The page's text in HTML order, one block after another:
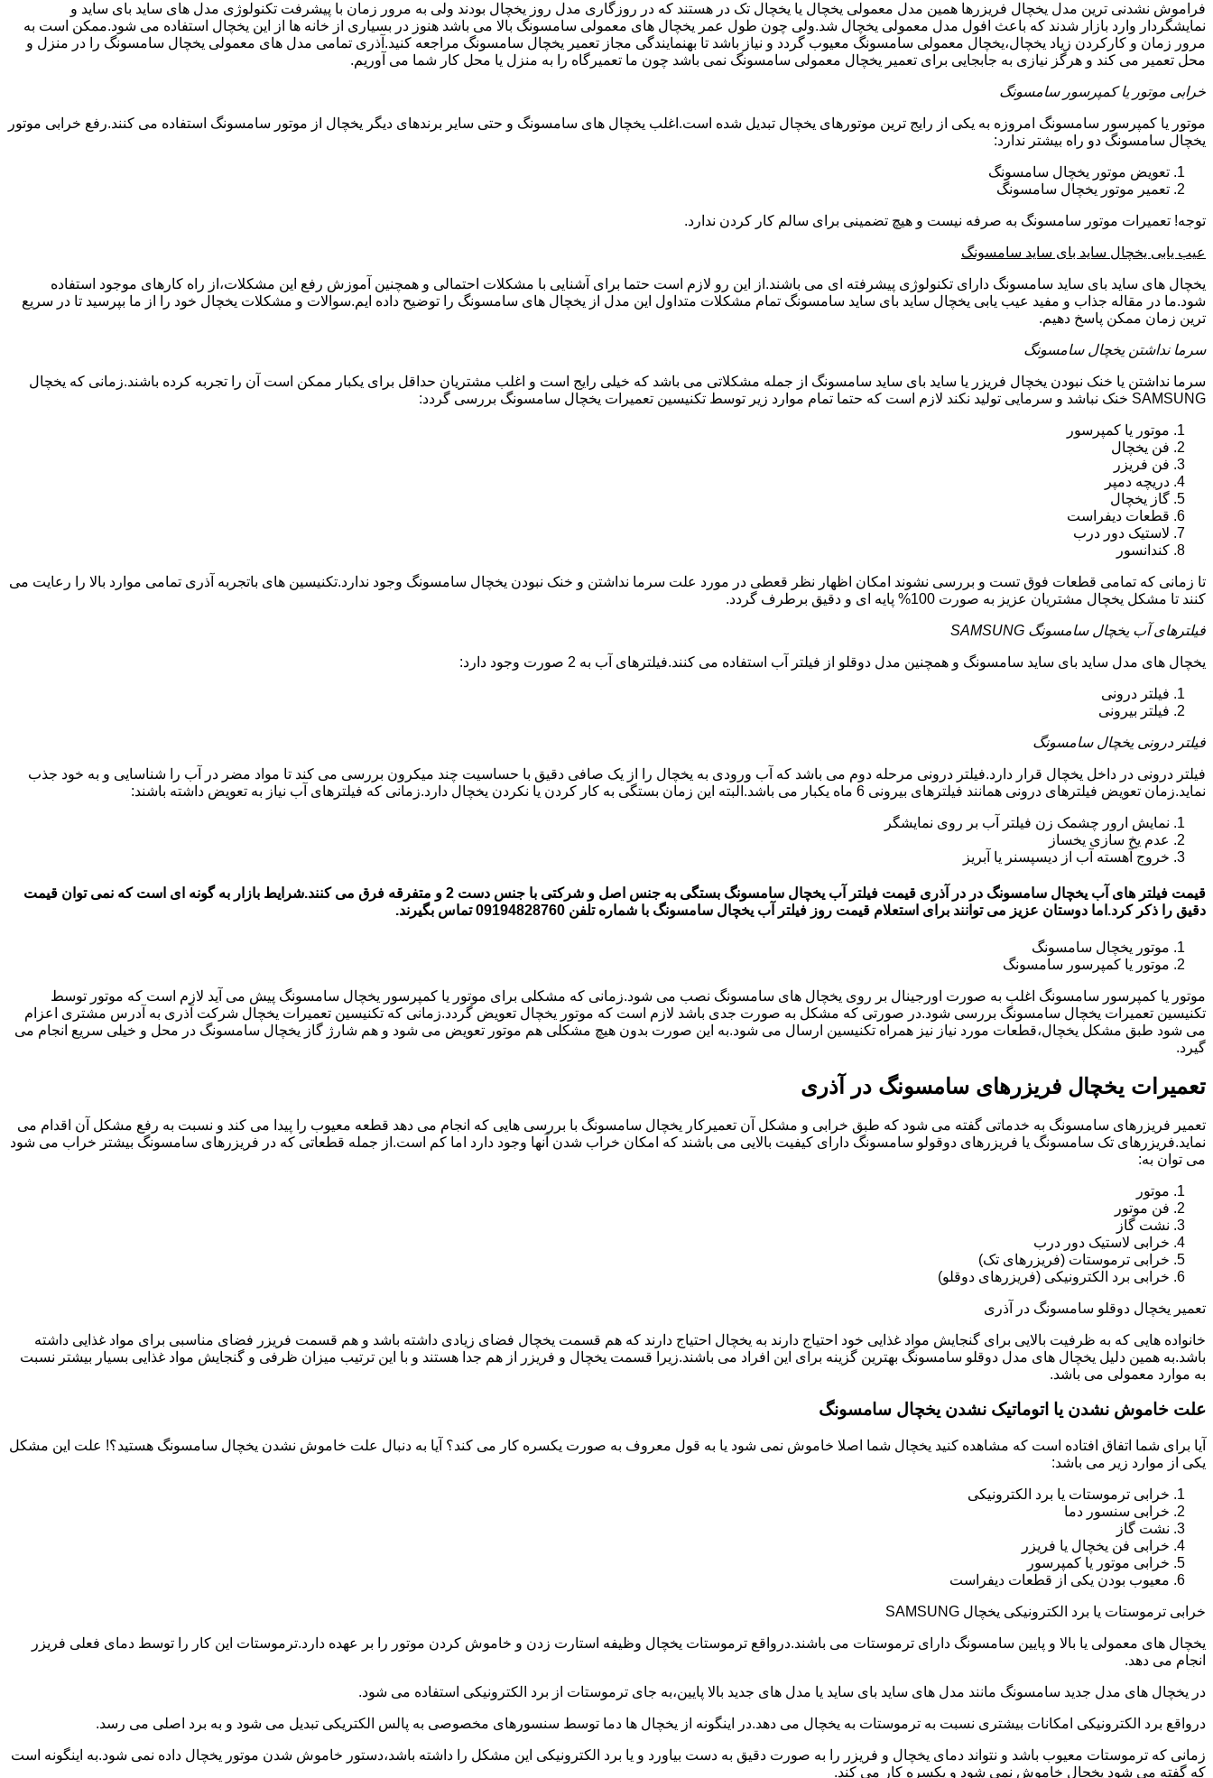
فراموش نشدنی ترین مدل یخچال فریزرها همین مدل معمولی یخچال یا یخچال تک در هستند که در روزگاری مدل روز یخچال بودند ولی به مرور زمان با پیشرفت تکنولوژی مدل های ساید بای ساید و
نمایشگردار وارد بازار شدند که باعث افول مدل معمولی یخچال شد.ولی چون طول عمر یخچال های معمولی سامسونگ بالا می باشد هنوز در بسیاری از خانه ها از این یخچال استفاده می شود.ممکن است به
مرور زمان و کارکردن زیاد یخچال،یخچال معمولی سامسونگ معیوب گردد و نیاز باشد تا بهنمایندگی مجاز تعمیر یخچال سامسونگ مراجعه کنید.آذری تمامی مدل های معمولی یخچال سامسونگ را در منزل و
محل تعمیر می کند و هرگز نیازی به جابجایی برای تعمیر یخچال معمولی سامسونگ نمی باشد چون ما تعمیرگاه را به منزل یا محل کار شما می آوریم.
خرابی موتور یا کمپرسور سامسونگ
موتور یا کمپرسور سامسونگ امروزه به یکی از رایج ترین موتورهای یخچال تبدیل شده است.اغلب یخچال های سامسونگ و حتی سایر برندهای دیگر یخچال از موتور سامسونگ استفاده می کنند.رفع خرابی موتور
یخچال سامسونگ دو راه بیشتر ندارد:
تعویض موتور یخچال سامسونگ
تعمیر موتور یخچال سامسونگ
توجه! تعمیرات موتور سامسونگ به صرفه نیست و هیچ تضمینی برای سالم کار کردن ندارد.
عیب یابی یخچال ساید بای ساید سامسونگ
یخچال های ساید بای ساید سامسونگ دارای تکنولوژی پیشرفته ای می باشند.از این رو لازم است حتما برای آشنایی با مشکلات احتمالی و همچنین آموزش رفع این مشکلات،از راه کارهای موجود استفاده
شود.ما در مقاله جذاب و مفید عیب یابی یخچال ساید بای ساید سامسونگ تمام مشکلات متداول این مدل از یخچال های سامسونگ را توضیح داده ایم.سوالات و مشکلات یخچال خود را از ما بپرسید تا در سریع
ترین زمان ممکن پاسخ دهیم.
سرما نداشتن یخچال سامسونگ
سرما نداشتن یا خنک نبودن یخچال فریزر یا ساید بای ساید سامسونگ از جمله مشکلاتی می باشد که خیلی رایج است و اغلب مشتریان حداقل برای یکبار ممکن است آن را تجربه کرده باشند.زمانی که یخچال
SAMSUNG خنک نباشد و سرمایی تولید نکند لازم است که حتما تمام موارد زیر توسط تکنیسین تعمیرات یخچال سامسونگ بررسی گردد:
موتور یا کمپرسور
فن یخچال
فن فریزر
دریچه دمپر
گاز یخچال
قطعات دیفراست
لاستیک دور درب
کندانسور
تا زمانی که تمامی قطعات فوق تست و بررسی نشوند امکان اظهار نظر قعطی در مورد علت سرما نداشتن و خنک نبودن یخچال سامسونگ وجود ندارد.تکنیسین های باتجربه آذری تمامی موارد بالا را رعایت می
کنند تا مشکل یخچال مشتریان عزیز به صورت 100% پایه ای و دقیق برطرف گردد.
فیلترهای آب یخچال سامسونگ SAMSUNG
یخچال های مدل ساید بای ساید سامسونگ و همچنین مدل دوقلو از فیلتر آب استفاده می کنند.فیلترهای آب به 2 صورت وجود دارد:
فیلتر درونی
فیلتر بیرونی
فیلتر درونی یخچال سامسونگ
فیلتر درونی در داخل یخچال قرار دارد.فیلتر درونی مرحله دوم می باشد که آب ورودی به یخچال را از یک صافی دقیق با حساسیت چند میکرون بررسی می کند تا مواد مضر در آب را شناسایی و به خود جذب
نماید.زمان تعویض فیلترهای درونی همانند فیلترهای بیرونی 6 ماه یکبار می باشد.البته این زمان بستگی به کار کردن یا نکردن یخچال دارد.زمانی که فیلترهای آب نیاز به تعویض داشته باشند:
نمایش ارور چشمک زن فیلتر آب بر روی نمایشگر
عدم یخ سازی یخساز
خروج آهسته آب از دیسپسنر یا آبریز
قیمت فیلتر های آب یخچال سامسونگ در در آذری قیمت فیلتر آب یخچال سامسونگ بستگی به جنس اصل و شرکتی با جنس دست 2 و متفرقه فرق می کنند.شرایط بازار به گونه ای است که نمی توان قیمت
دقیق را ذکر کرد.اما دوستان عزیز می توانند برای استعلام قیمت روز فیلتر آب یخچال سامسونگ با شماره تلفن 09194828760 تماس بگیرند.
موتور یخچال سامسونگ
موتور یا کمپرسور سامسونگ
موتور یا کمپرسور سامسونگ اغلب به صورت اورجینال بر روی یخچال های سامسونگ نصب می شود.زمانی که مشکلی برای موتور یا کمپرسور یخچال سامسونگ پیش می آید لازم است که موتور توسط
تکنیسین تعمیرات یخچال سامسونگ بررسی شود.در صورتی که مشکل به صورت جدی باشد لازم است که موتور یخچال تعویض گردد.زمانی که تکنیسین تعمیرات یخچال شرکت آذری به آدرس مشتری اعزام
می شود طبق مشکل یخچال،قطعات مورد نیاز نیز همراه تکنیسین ارسال می شود.به این صورت بدون هیچ مشکلی هم موتور تعویض می شود و هم شارژ گاز یخچال سامسونگ در محل و خیلی سریع انجام می
گیرد.
تعمیرات یخچال فریزرهای سامسونگ در آذری
تعمیر فریزرهای سامسونگ به خدماتی گفته می شود که طبق خرابی و مشکل آن تعمیرکار یخچال سامسونگ با بررسی هایی که انجام می دهد قطعه معیوب را پیدا می کند و نسبت به رفع مشکل آن اقدام می
نماید.فریزرهای تک سامسونگ یا فریزرهای دوقولو سامسونگ دارای کیفیت بالایی می باشند که امکان خراب شدن آنها وجود دارد اما کم است.از جمله قطعاتی که در فریزرهای سامسونگ بیشتر خراب می شود
می توان به:
موتور
فن موتور
نشت گاز
خرابی لاستیک دور درب
خرابی ترموستات (فریزرهای تک)
خرابی برد الکترونیکی (فریزرهای دوقلو)
تعمیر یخچال دوقلو سامسونگ در آذری
خانواده هایی که به ظرفیت بالایی برای گنجایش مواد غذایی خود احتیاج دارند به یخچال احتیاج دارند که هم قسمت یخچال فضای زیادی داشته باشد و هم قسمت فریزر فضای مناسبی برای مواد غذایی داشته
باشد.به همین دلیل یخچال های مدل دوقلو سامسونگ بهترین گزینه برای این افراد می باشند.زیرا قسمت یخچال و فریزر از هم جدا هستند و با این ترتیب میزان ظرفی و گنجایش مواد غذایی بسیار بیشتر نسبت
به موارد معمولی می باشد.
علت خاموش نشدن یا اتوماتیک نشدن یخچال سامسونگ
آیا برای شما اتفاق افتاده است که مشاهده کنید یخچال شما اصلا خاموش نمی شود یا به قول معروف به صورت یکسره کار می کند؟ آیا به دنبال علت خاموش نشدن یخچال سامسونگ هستید؟! علت این مشکل
یکی از موارد زیر می باشد:
خرابی ترموستات یا برد الکترونیکی
خرابی سنسور دما
نشت گاز
خرابی فن یخچال یا فریزر
خرابی موتور یا کمپرسور
معیوب بودن یکی از قطعات دیفراست
خرابی ترموستات یا برد الکترونیکی یخچال SAMSUNG
یخچال های معمولی یا بالا و پایین سامسونگ دارای ترموستات می باشند.درواقع ترموستات یخچال وظیفه استارت زدن و خاموش کردن موتور را بر عهده دارد.ترموستات این کار را توسط دمای فعلی فریزر
انجام می دهد.
در یخچال های مدل جدید سامسونگ مانند مدل های ساید بای ساید یا مدل های جدید بالا پایین،به جای ترموستات از برد الکترونیکی استفاده می شود.
درواقع برد الکترونیکی امکانات بیشتری نسبت به ترموستات به یخچال می دهد.در اینگونه از یخچال ها دما توسط سنسورهای مخصوصی به پالس الکتریکی تبدیل می شود و به برد اصلی می رسد.
زمانی که ترموستات معیوب باشد و نتواند دمای یخچال و فریزر را به صورت دقیق به دست بیاورد و یا برد الکترونیکی این مشکل را داشته باشد،دستور خاموش شدن موتور یخچال داده نمی شود.به اینگونه است
که گفته می شود یخچال خاموش نمی شود و یکسره کار می کند.